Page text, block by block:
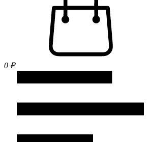
0 ₽